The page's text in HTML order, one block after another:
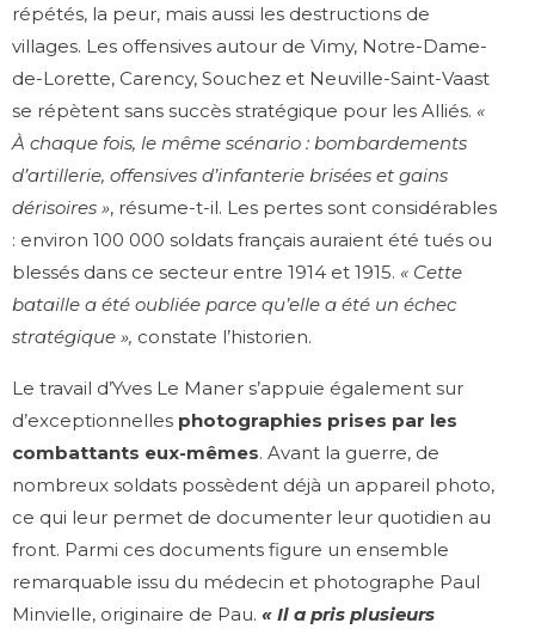
répétés, la peur, mais aussi les destructions de
villages. Les offensives autour de Vimy, Notre-Dame-
de-Lorette, Carency, Souchez et Neuville-Saint-Vaast
se répètent sans succès stratégique pour les Alliés. «
À chaque fois, le même scénario : bombardements
d’artillerie, offensives d’infanterie brisées et gains
dérisoires », résume-t-il. Les pertes sont considérables
: environ 100 000 soldats français auraient été tués ou
blessés dans ce secteur entre 1914 et 1915. « Cette
bataille a été oubliée parce qu’elle a été un échec
stratégique », constate l’historien.
Le travail d’Yves Le Maner s’appuie également sur
d’exceptionnelles photographies prises par les
combattants eux-mêmes. Avant la guerre, de
nombreux soldats possèdent déjà un appareil photo,
ce qui leur permet de documenter leur quotidien au
front. Parmi ces documents figure un ensemble
remarquable issu du médecin et photographe Paul
Minvielle, originaire de Pau. « Il a pris plusieurs